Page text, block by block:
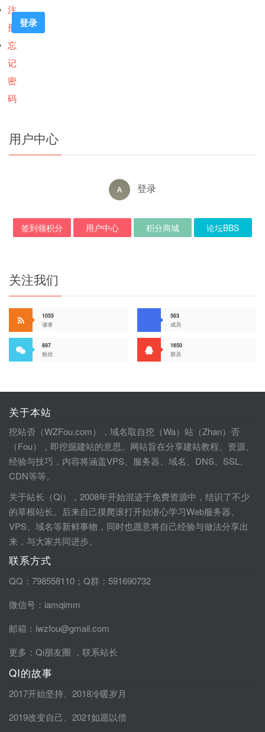
注
册
忘
记
密
码
用户中心
登录
签到领积分 用户中心 积分商城 论坛BBS
关注我们
1055
读者
563
成员
897
粉丝
1650
群员
关于本站
挖站否（WZFou.com），域名取自挖（Wa）站（Zhan）否
（Fou），即挖掘建站的意思。网站旨在分享建站教程、资源、
经验与技巧，内容将涵盖VPS、服务器、域名、DNS、SSL、
CDN等等。
关于站长（Qi），2008年开始混迹于免费资源中，结识了不少
的草根站长。后来自己摸爬滚打开始潜心学习Web服务器、
VPS、域名等新鲜事物，同时也愿意将自己经验与做法分享出
来，与大家共同进步。
联系方式
QQ：798558110；Q群：591690732
微信号：iamqimm
邮箱：iwzfou@gmail.com
更多： Qi朋友圈 ， 联系站长
QI的故事
2017开始坚持
2018冷暖岁月
2019改变自己
2021如愿以偿